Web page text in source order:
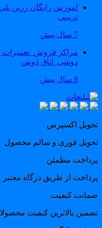
اموزش رایگان رزین پلی
تزیینی
مراکز فروش_تعمیرات
دوشی_اتاق دوش
اکسپرس
فوری و سالم محصول
مطمئن
از طریق درگاه معتبر
کیفیت
بالاترین کیفیت محصولات